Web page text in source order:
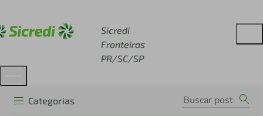
Sicredi
Fronteiras
PR/SC/SP
Categorias